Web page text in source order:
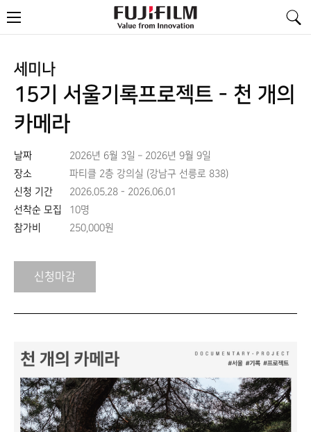
메
뉴
세미나
15기 서울기록프로젝트 - 천 개의
카메라
날짜
2026년 6월 3일 – 2026년 9월 9일
장소
파티클 2층 강의실 (강남구 선릉로 838)
신청 기간
2026.05.28 - 2026.06.01
선착순 모집
10명
참가비
250,000원
신청마감